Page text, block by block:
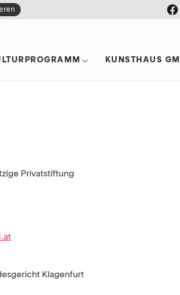
KUNSTHAUS
Privatstiftung
Klagenfurt